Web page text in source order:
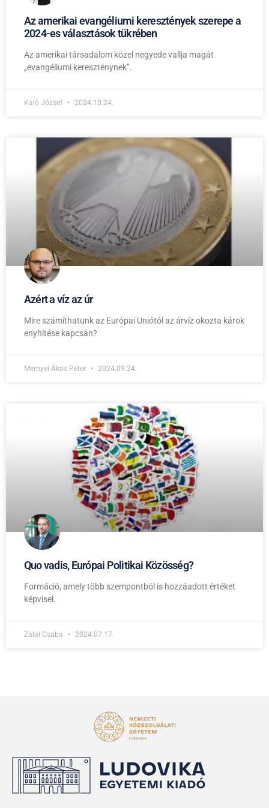
Az amerikai evangéliumi keresztények szerepe a
2024-es választások tükrében
Az amerikai társadalom közel negyede vallja magát
„evangéliumi kereszténynek”.
Kaló József 2024.10.24.
Azért a víz az úr
Mire számíthatunk az Európai Uniótól az árvíz okozta károk
enyhítése kapcsán?
Mernyei Ákos Péter 2024.09.24.
Quo vadis, Európai Politikai Közösség?
Formáció, amely több szempontból is hozzáadott értéket
képvisel.
Zalai Csaba 2024.07.17.